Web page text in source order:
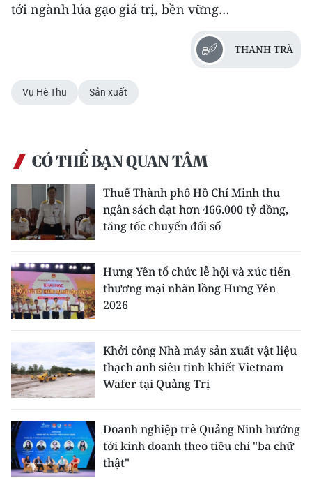
tới ngành lúa gạo giá trị, bền vững…
THANH TRÀ
Vụ Hè Thu Sản xuất
CÓ THỂ BẠN QUAN TÂM
Thuế Thành phố Hồ Chí Minh thu
ngân sách đạt hơn 466.000 tỷ đồng,
tăng tốc chuyển đổi số
Hưng Yên tổ chức lễ hội và xúc tiến
thương mại nhãn lồng Hưng Yên
2026
Khởi công Nhà máy sản xuất vật liệu
thạch anh siêu tinh khiết Vietnam
Wafer tại Quảng Trị
Doanh nghiệp trẻ Quảng Ninh hướng
tới kinh doanh theo tiêu chí "ba chữ
thật"